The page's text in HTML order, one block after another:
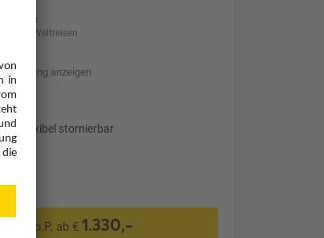
Anbieter:
Meiers Weltreisen
anzeigen
Flexibel stornierbar
p.P. ab € 1.330,-